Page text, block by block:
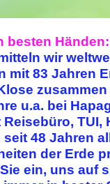
besten Händen:
wir
mit 83 Jahren
u.a. bei
Reisebüro,
48 Jahren
der Erde
ein, uns auf